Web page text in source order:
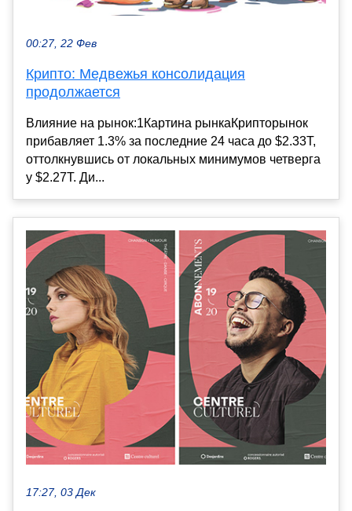
00:27, 22 Фев
Крипто: Медвежья консолидация
продолжается
Влияние на рынок:1Картина рынкаКрипторынок
прибавляет 1.3% за последние 24 часа до $2.33T,
оттолкнувшись от локальных минимумов четверга
у $2.27T. Ди...
17:27, 03 Дек